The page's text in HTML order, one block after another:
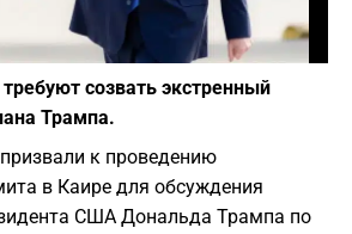
Фото: Depositphotos
созвать экстренный
Трампа.
к проведению
в Каире для обсуждения
США Дональда Трампа по